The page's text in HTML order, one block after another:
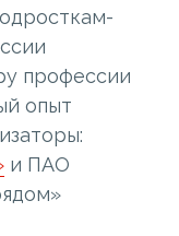
профессии
опыт
и ПАО